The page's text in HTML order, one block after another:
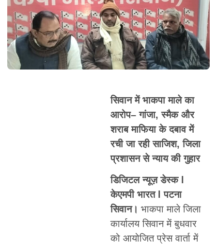
सिवान में भाकपा माले का
आरोप– गांजा, स्मैक और
शराब माफिया के दबाव में
रची जा रही साजिश, जिला
प्रशासन से न्याय की गुहार
डिजिटल न्यूज़ डेस्क l
केएमपी भारत l पटना
सिवान। भाकपा माले जिला
कार्यालय सिवान में बुधवार
को आयोजित प्रेस वार्ता में